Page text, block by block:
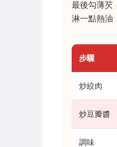
最後勾薄芡
淋一點熱油
步驟
炒絞肉
炒豆瓣醬
調味